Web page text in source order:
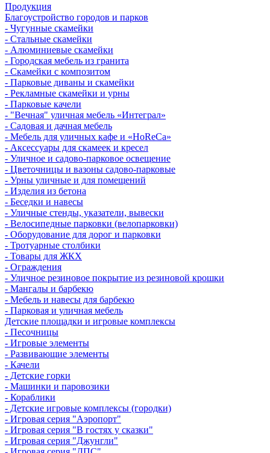
Продукция
Благоустройство городов и парков
- Чугунные скамейки
- Стальные скамейки
- Алюминиевые скамейки
- Городская мебель из гранита
- Скамейки с композитом
- Парковые диваны и скамейки
- Рекламные скамейки и урны
- Парковые качели
- "Вечная" уличная мебель «Интеграл»
- Садовая и дачная мебель
- Мебель для уличных кафе и «HoReCa»
- Аксессуары для скамеек и кресел
- Уличное и садово-парковое освещение
- Цветочницы и вазоны садово-парковые
- Урны уличные и для помещений
- Изделия из бетона
- Беседки и навесы
- Уличные стенды, указатели, вывески
- Велосипедные парковки (велопарковки)
- Оборудование для дорог и парковки
- Тротуарные столбики
- Товары для ЖКХ
- Ограждения
- Уличное резиновое покрытие из резиновой крошки
- Мангалы и барбекю
- Мебель и навесы для барбекю
- Парковая и уличная мебель
Детские площадки и игровые комплексы
- Песочницы
- Игровые элементы
- Развивающие элементы
- Качели
- Детские горки
- Машинки и паровозики
- Кораблики
- Детские игровые комплексы (городки)
- Игровая серия "Аэропорт"
- Игровая серия "В гостях у сказки"
- Игровая серия "Джунгли"